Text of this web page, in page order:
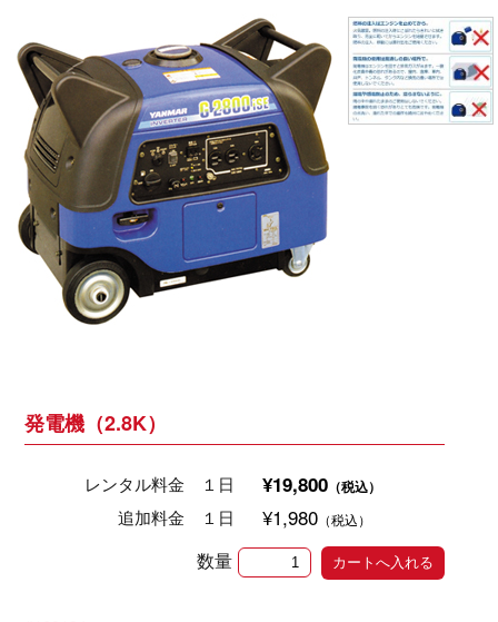
発電機（2.8K）
レンタル料金 １日 ¥19,800 （税込）
追加料金 １日 ¥1,980 （税込）
数量